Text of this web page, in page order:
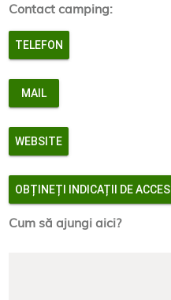
Contact camping:
TELEFON
MAIL
WEBSITE
OBȚINEȚI INDICAȚII DE ACCES
Cum să ajungi aici?